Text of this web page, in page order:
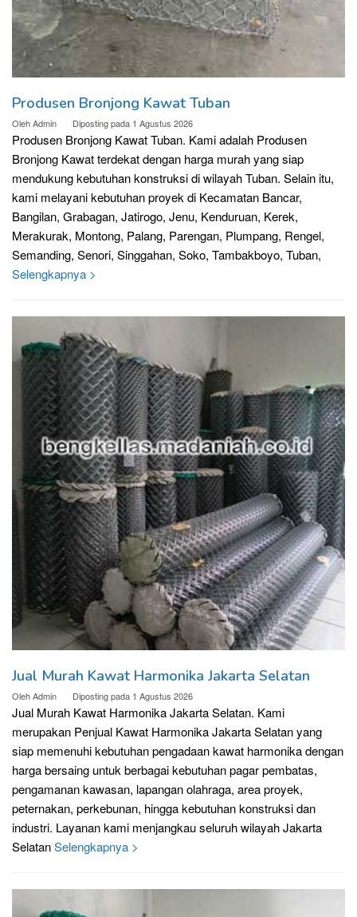
Produsen Bronjong Kawat Tuban
OlehAdmin Diposting pada 1 Agustus 2026
Produsen Bronjong Kawat Tuban. Kami adalah Produsen
Bronjong Kawat terdekat dengan harga murah yang siap
mendukung kebutuhan konstruksi di wilayah Tuban. Selain itu,
kami melayani kebutuhan proyek di Kecamatan Bancar,
Bangilan, Grabagan, Jatirogo, Jenu, Kenduruan, Kerek,
Merakurak, Montong, Palang, Parengan, Plumpang, Rengel,
Semanding, Senori, Singgahan, Soko, Tambakboyo, Tuban,
Selengkapnya >
Jual Murah Kawat Harmonika Jakarta Selatan
OlehAdmin Diposting pada 1 Agustus 2026
Jual Murah Kawat Harmonika Jakarta Selatan. Kami
merupakan Penjual Kawat Harmonika Jakarta Selatan yang
siap memenuhi kebutuhan pengadaan kawat harmonika dengan
harga bersaing untuk berbagai kebutuhan pagar pembatas,
pengamanan kawasan, lapangan olahraga, area proyek,
peternakan, perkebunan, hingga kebutuhan konstruksi dan
industri. Layanan kami menjangkau seluruh wilayah Jakarta
SelatanSelengkapnya >